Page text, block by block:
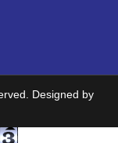
Designed by